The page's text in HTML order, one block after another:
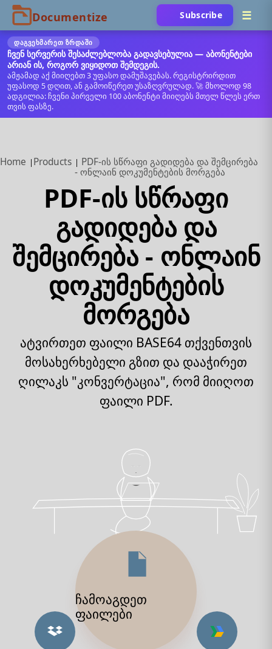
Subscribe
ᲓᲐᲒᲕᲔᲮᲛᲐᲠᲔᲗ ᲖᲠᲓᲐᲨᲘ
ჩვენ სერვერის შესაძლებლობა გადავსებულია — აბონენტები
არიან ის, როგორ ვიყიდოთ შემდეგის.
ამჟამად აქ მიიღებთ 3 უფასო დამუშავებას. რეგისტრირდით
უფასოდ 5 დღით, ან გამოიწერეთ უსაზღვრულად. 🚀 მხოლოდ 98
ადგილია: ჩვენი პირველი 100 აბონენტი მიიღებს მთელ წლეს ერთ
თვის ფასზე.
Home Products
PDF-ის სწრაფი გადიდება და შემცირება
- ონლაინ დოკუმენტების მორგება
PDF-ის სწრაფი
გადიდება და
შემცირება - ონლაინ
დოკუმენტების
მორგება
ატვირთეთ ფაილი BASE64 თქვენთვის
მოსახერხებელი გზით და დააჭირეთ
ღილაკს "კონვერტაცია", რომ მიიღოთ
ფაილი PDF.
ჩამოაგდეთ
ფაილები